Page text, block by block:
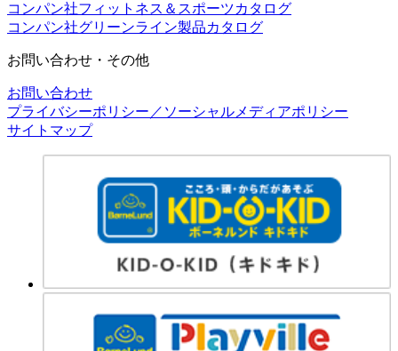
コンパン社フィットネス＆スポーツカタログ
コンパン社グリーンライン製品カタログ
お問い合わせ・その他
お問い合わせ
プライバシーポリシー／ソーシャルメディアポリシー
サイトマップ